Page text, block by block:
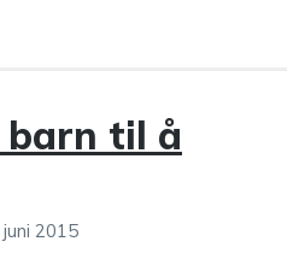
til å
juni 2015